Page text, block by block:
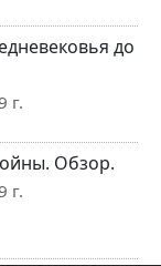
до
г.
Обзор.
г.